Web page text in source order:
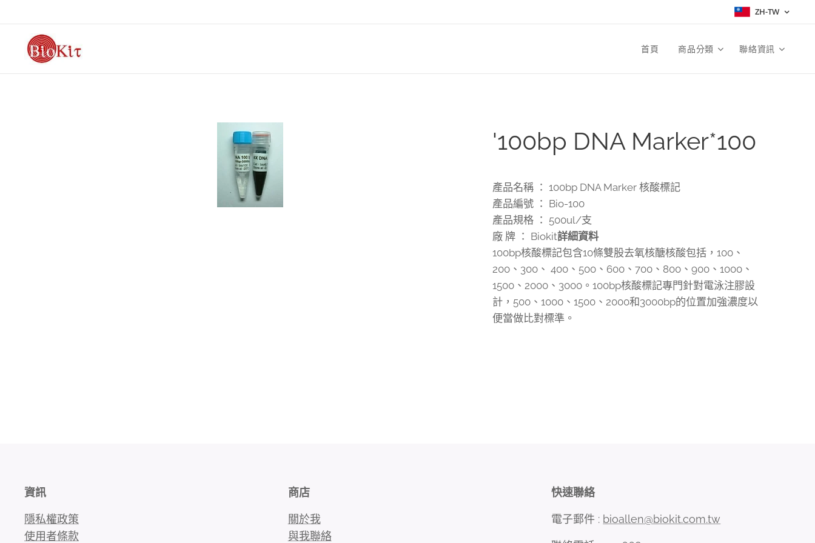
ZH-TW
首頁 商品分類 聯絡資訊
'100bp DNA Marker*100
產品名稱 ： 100bp DNA Marker 核酸標記
產品編號 ： Bio-100
產品規格 ： 500ul/支
廠 牌 ： Biokit詳細資料
100bp核酸標記包含10條雙股去氧核醣核酸包括，100、
200、300、 400、500、600、700、800、900、1000、
1500、2000、3000。100bp核酸標記專門針對電泳注膠設
計，500、1000、1500、2000和3000bp的位置加強濃度以
便當做比對標準。
資訊
隱私權政策
使用者條款
商店
關於我
與我聯絡
快速聯絡
電子郵件 : bioallen@biokit.com.tw